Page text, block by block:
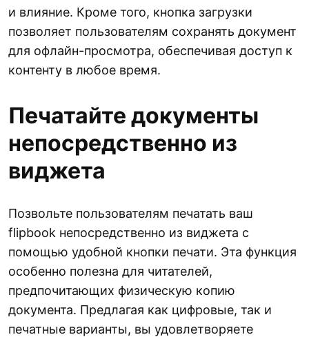
и влияние. Кроме того, кнопка загрузки
позволяет пользователям сохранять документ
для офлайн-просмотра, обеспечивая доступ к
контенту в любое время.
Печатайте документы
непосредственно из
виджета
Позвольте пользователям печатать ваш
flipbook непосредственно из виджета с
помощью удобной кнопки печати. Эта функция
особенно полезна для читателей,
предпочитающих физическую копию
документа. Предлагая как цифровые, так и
печатные варианты, вы удовлетворяете